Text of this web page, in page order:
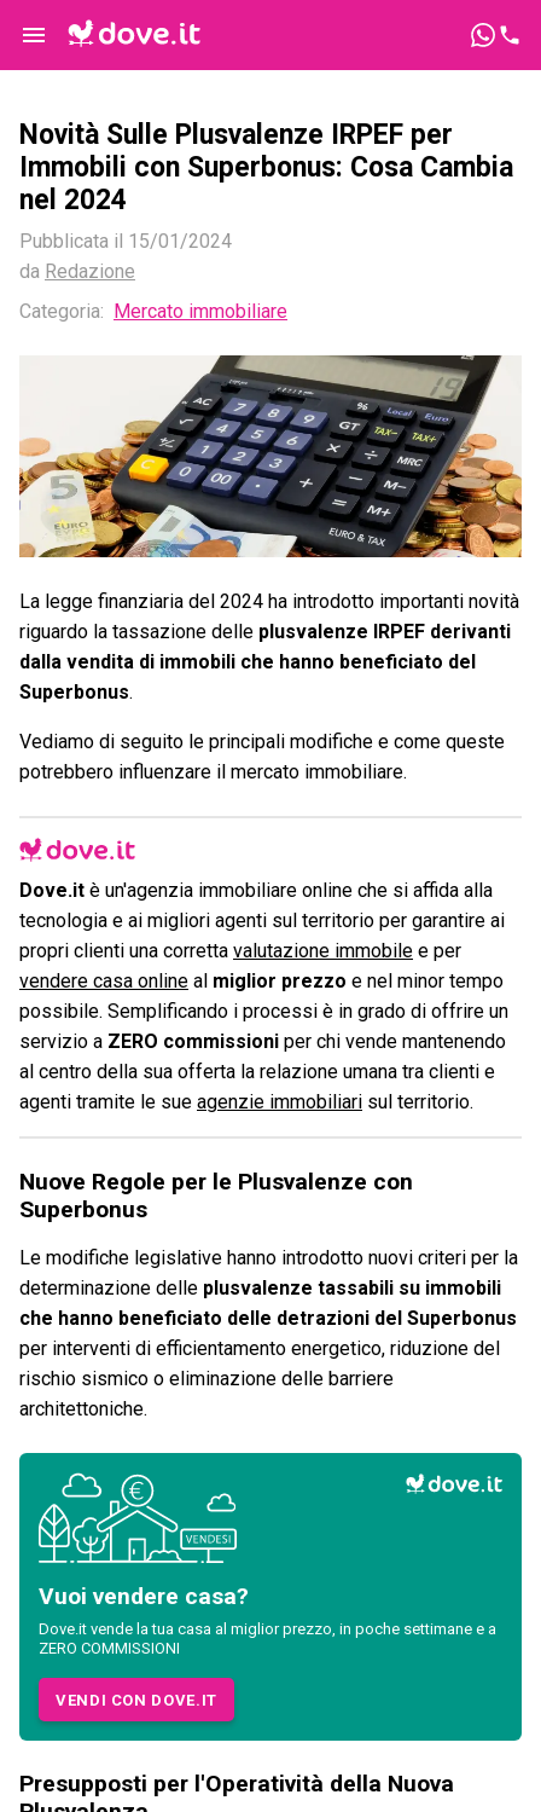
Novità Sulle Plusvalenze IRPEF per
Immobili con Superbonus: Cosa Cambia
nel 2024
Pubblicata il 15/01/2024
da Redazione
Categoria:
Mercato immobiliare
La legge finanziaria del 2024 ha introdotto importanti novità
riguardo la tassazione delle plusvalenze IRPEF derivanti
dalla vendita di immobili che hanno beneficiato del
Superbonus.
Vediamo di seguito le principali modifiche e come queste
potrebbero influenzare il mercato immobiliare.
Dove.it è un'agenzia immobiliare online che si affida alla
tecnologia e ai migliori agenti sul territorio per garantire ai
propri clienti una corretta valutazione immobile e per
vendere casa online al miglior prezzo e nel minor tempo
possibile. Semplificando i processi è in grado di offrire un
servizio a ZERO commissioni per chi vende mantenendo
al centro della sua offerta la relazione umana tra clienti e
agenti tramite le sue agenzie immobiliari sul territorio.
Nuove Regole per le Plusvalenze con
Superbonus
Le modifiche legislative hanno introdotto nuovi criteri per la
determinazione delle plusvalenze tassabili su immobili
che hanno beneficiato delle detrazioni del Superbonus
per interventi di efficientamento energetico, riduzione del
rischio sismico o eliminazione delle barriere
architettoniche.
Vuoi vendere casa?
Dove.it vende la tua casa al miglior prezzo, in poche settimane e a
ZERO COMMISSIONI
VENDI CON DOVE.IT
Presupposti per l'Operatività della Nuova